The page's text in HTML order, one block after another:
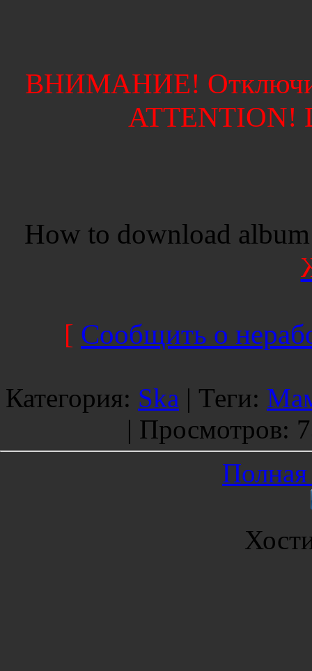
ВНИМАНИЕ!
ATTENTION!
How to download
[ Сообщить о
Категория: Ska | Теги:
| Просмотров:
Полная